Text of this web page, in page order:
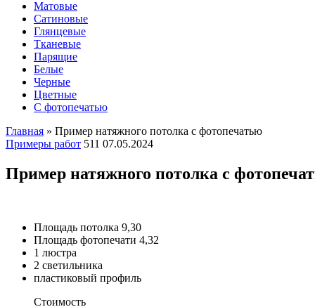
Матовые
Сатиновые
Глянцевые
Тканевые
Парящие
Белые
Черные
Цветные
С фотопечатью
Главная » Пример натяжного потолка с фотопечатью
Примеры работ 511 07.05.2024
Пример натяжного потолка с
Площадь потолка 9,30
Площадь фотопечати 4,32
1 люстра
2 светильника
пластиковый профиль
Стоимость